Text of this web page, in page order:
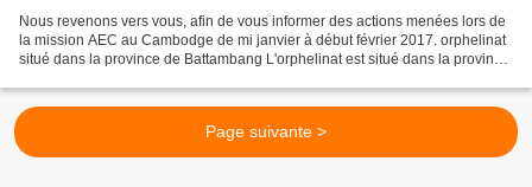
Nous revenons vers vous, afin de vous informer des actions menées lors de
la mission AEC au Cambodge de mi janvier à début février 2017. orphelinat
situé dans la province de Battambang L'orphelinat est situé dans la province
Page suivante >